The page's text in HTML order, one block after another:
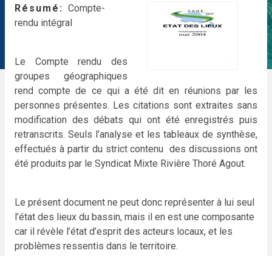
Résumé
Compte-
rendu intégral
Le Compte rendu des
groupes géographiques
rend compte de ce qui a été dit en réunions par les
personnes présentes. Les citations sont extraites sans
modification des débats qui ont été enregistrés puis
retranscrits. Seuls l’analyse et les tableaux de synthèse,
effectués à partir du strict contenu des discussions ont
été produits par le Syndicat Mixte Rivière Thoré Agout.
Le présent document ne peut donc représenter à lui seul
l’état des lieux du bassin, mais il en est une composante
car il révèle l’état d’esprit des acteurs locaux, et les
problèmes ressentis dans le territoire.